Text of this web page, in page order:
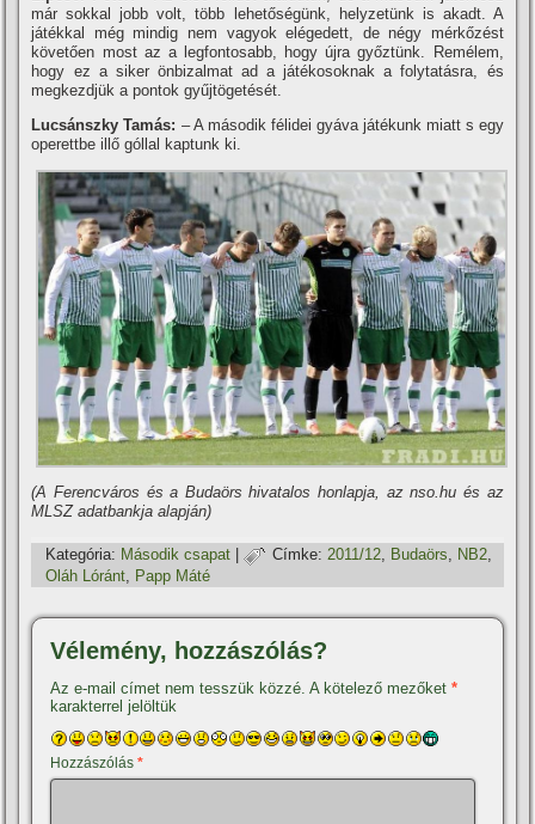
már sokkal jobb volt, több lehetőségünk, helyzetünk is akadt. A
játékkal még mindig nem vagyok elégedett, de négy mérkőzést
követően most az a legfontosabb, hogy újra győztünk. Remélem,
hogy ez a siker önbizalmat ad a játékosoknak a folytatásra, és
megkezdjük a pontok gyűjtögetését.
Lucsánszky Tamás: – A második félidei gyáva játékunk miatt s egy
operettbe illő góllal kaptunk ki.
(A Ferencváros és a Budaörs hivatalos honlapja, az nso.hu és az
MLSZ adatbankja alapján)
Kategória: Második csapat | Címke: 2011/12, Budaörs, NB2,
Oláh Lóránt Papp Máté
Vélemény, hozzászólás?
Az e-mail címet nem tesszük közzé. A kötelező mezőket*
karakterrel jelöltük
Hozzászólás*